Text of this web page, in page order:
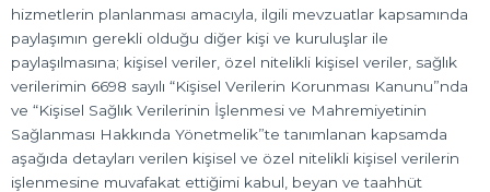
hizmetlerin planlanması amacıyla, ilgili mevzuatlar kapsamında
paylaşımın gerekli olduğu diğer kişi ve kuruluşlar ile
paylaşılmasına; kişisel veriler, özel nitelikli kişisel veriler, sağlık
verilerimin 6698 sayılı “Kişisel Verilerin Korunması Kanunu”nda
ve “Kişisel Sağlık Verilerinin İşlenmesi ve Mahremiyetinin
Sağlanması Hakkında Yönetmelik”te tanımlanan kapsamda
aşağıda detayları verilen kişisel ve özel nitelikli kişisel verilerin
işlenmesine muvafakat ettiğimi kabul, beyan ve taahhüt